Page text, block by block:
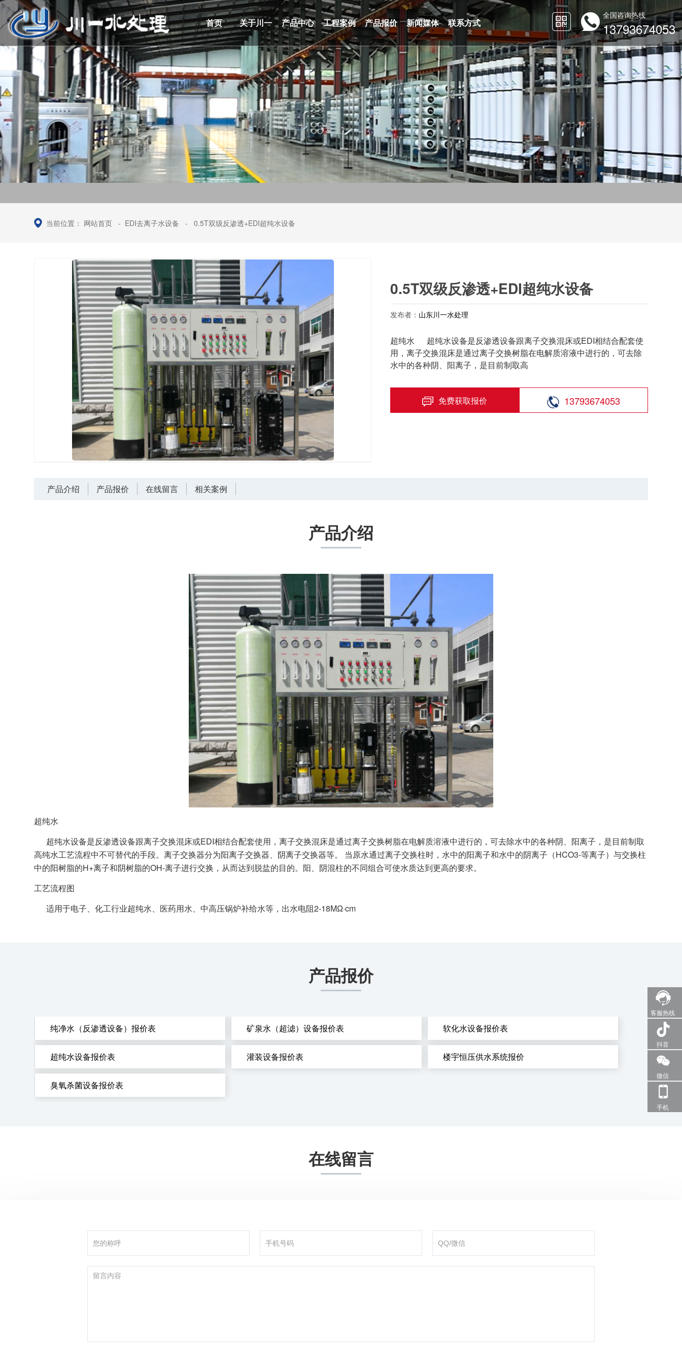
首页 关于川一 产品中心 工程案例 产品报价 新闻媒体 联系方式
全国咨询热线
13793674053
当前位置： 网站首页 - EDI去离子水设备 -0.5T双级反渗透+EDI超纯水设备
0.5T双级反渗透+EDI超纯水设备
发布者： 山东川一水处理
超纯水 超纯水设备是反渗透设备跟离子交换混床或EDI相结合配套使
用，离子交换混床是通过离子交换树脂在电解质溶液中进行的，可去除
水中的各种阴、阳离子，是目前制取高
免费获取报价 13793674053
产品介绍 产品报价 在线留言 相关案例
产品介绍
超纯水
超纯水设备是反渗透设备跟离子交换混床或EDI相结合配套使用，离子交换混床是通过离子交换树脂在电解质溶液中进行的，可去除水中的各种阴、阳离子，是目前制取
高纯水工艺流程中不可替代的手段。离子交换器分为阳离子交换器、阴离子交换器等。 当原水通过离子交换柱时，水中的阳离子和水中的阴离子（HCO3-等离子）与交换柱
中的阳树脂的H+离子和阴树脂的OH-离子进行交换，从而达到脱盐的目的。阳、阴混柱的不同组合可使水质达到更高的要求。
工艺流程图
适用于电子、化工行业超纯水、医药用水、中高压锅炉补给水等，出水电阻2-18MΩ·cm
产品报价
纯净水（反渗透设备）报价表 矿泉水（超滤）设备报价表 软化水设备报价表
超纯水设备报价表 灌装设备报价表 楼宇恒压供水系统报价
臭氧杀菌设备报价表
在线留言
客服热线
抖音
微信
手机